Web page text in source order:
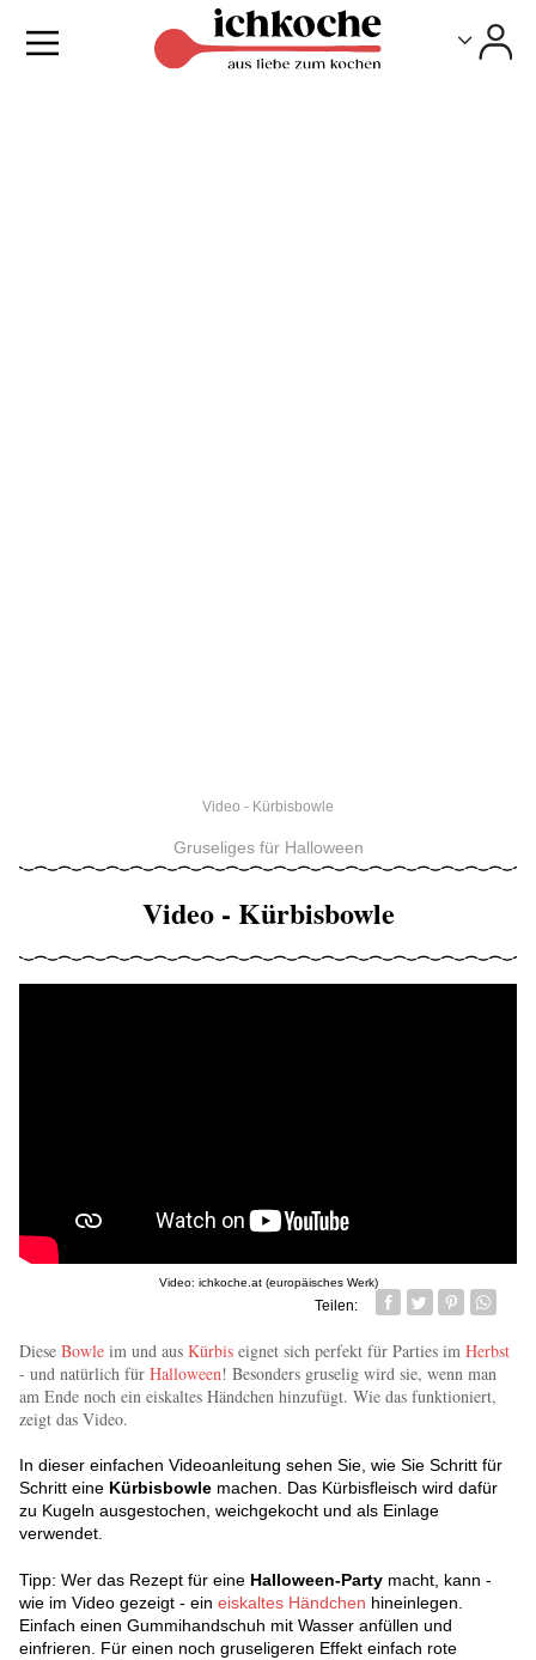
Video - Kürbisbowle
Gruseliges für Halloween
Video - Kürbisbowle
Video: ichkoche.at (europäisches Werk)
Teilen:
Facebook
TwitterPin it
Diese Bowle im und aus Kürbis eignet sich perfekt für Parties im Herbst
- und natürlich für Halloween! Besonders gruselig wird sie, wenn man
am Ende noch ein eiskaltes Händchen hinzufügt. Wie das funktioniert,
zeigt das Video.
In dieser einfachen Videoanleitung sehen Sie, wie Sie Schritt für
Schritt eine Kürbisbowle machen. Das Kürbisfleisch wird dafür
zu Kugeln ausgestochen, weichgekocht und als Einlage
verwendet.
Tipp: Wer das Rezept für eine Halloween-Party macht, kann -
wie im Video gezeigt - ein eiskaltes Händchen hineinlegen.
Einfach einen Gummihandschuh mit Wasser anfüllen und
einfrieren. Für einen noch gruseligeren Effekt einfach rote